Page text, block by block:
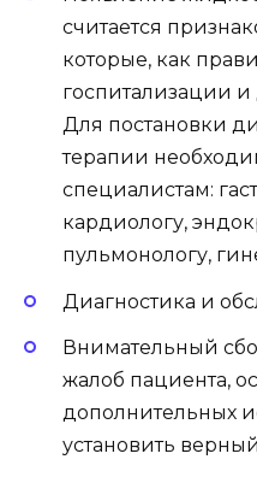
считается
которые, как
госпитализации
Для постановки
терапии
специалистам:
кардиологу,
пульмонологу,
Диагностика и
Внимательный
жалоб пациента,
дополнительных
установить